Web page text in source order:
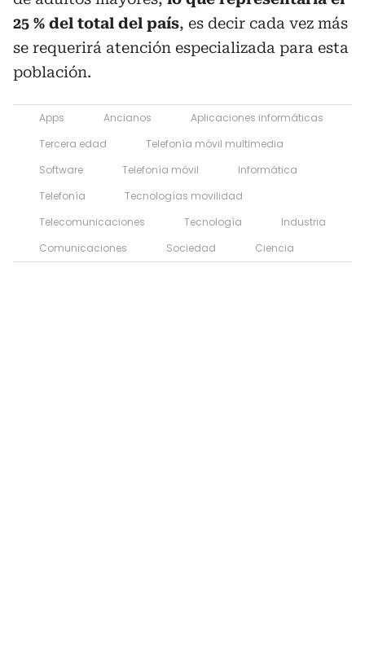
25 % del total del país, es decir cada vez más
se requerirá atención especializada para esta
población.
Apps Ancianos
Aplicaciones informáticas
Tercera edad
Telefonía móvil multimedia
Software
Telefonía móvil
Informática
Telefonía
Tecnologías movilidad
Telecomunicaciones
Tecnología
Industria
Comunicaciones
Sociedad Ciencia